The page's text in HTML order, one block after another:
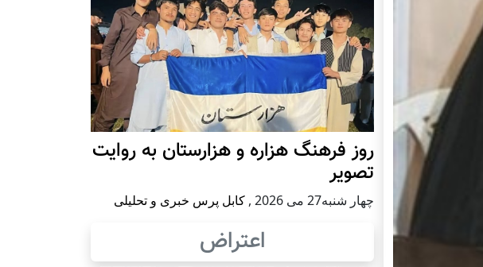
روز فرهنگ هزاره و هزارستان به روایت
تصویر
چهار شنبه27 می 2026 , کابل پرس خبری و تحلیلی
اعتراض